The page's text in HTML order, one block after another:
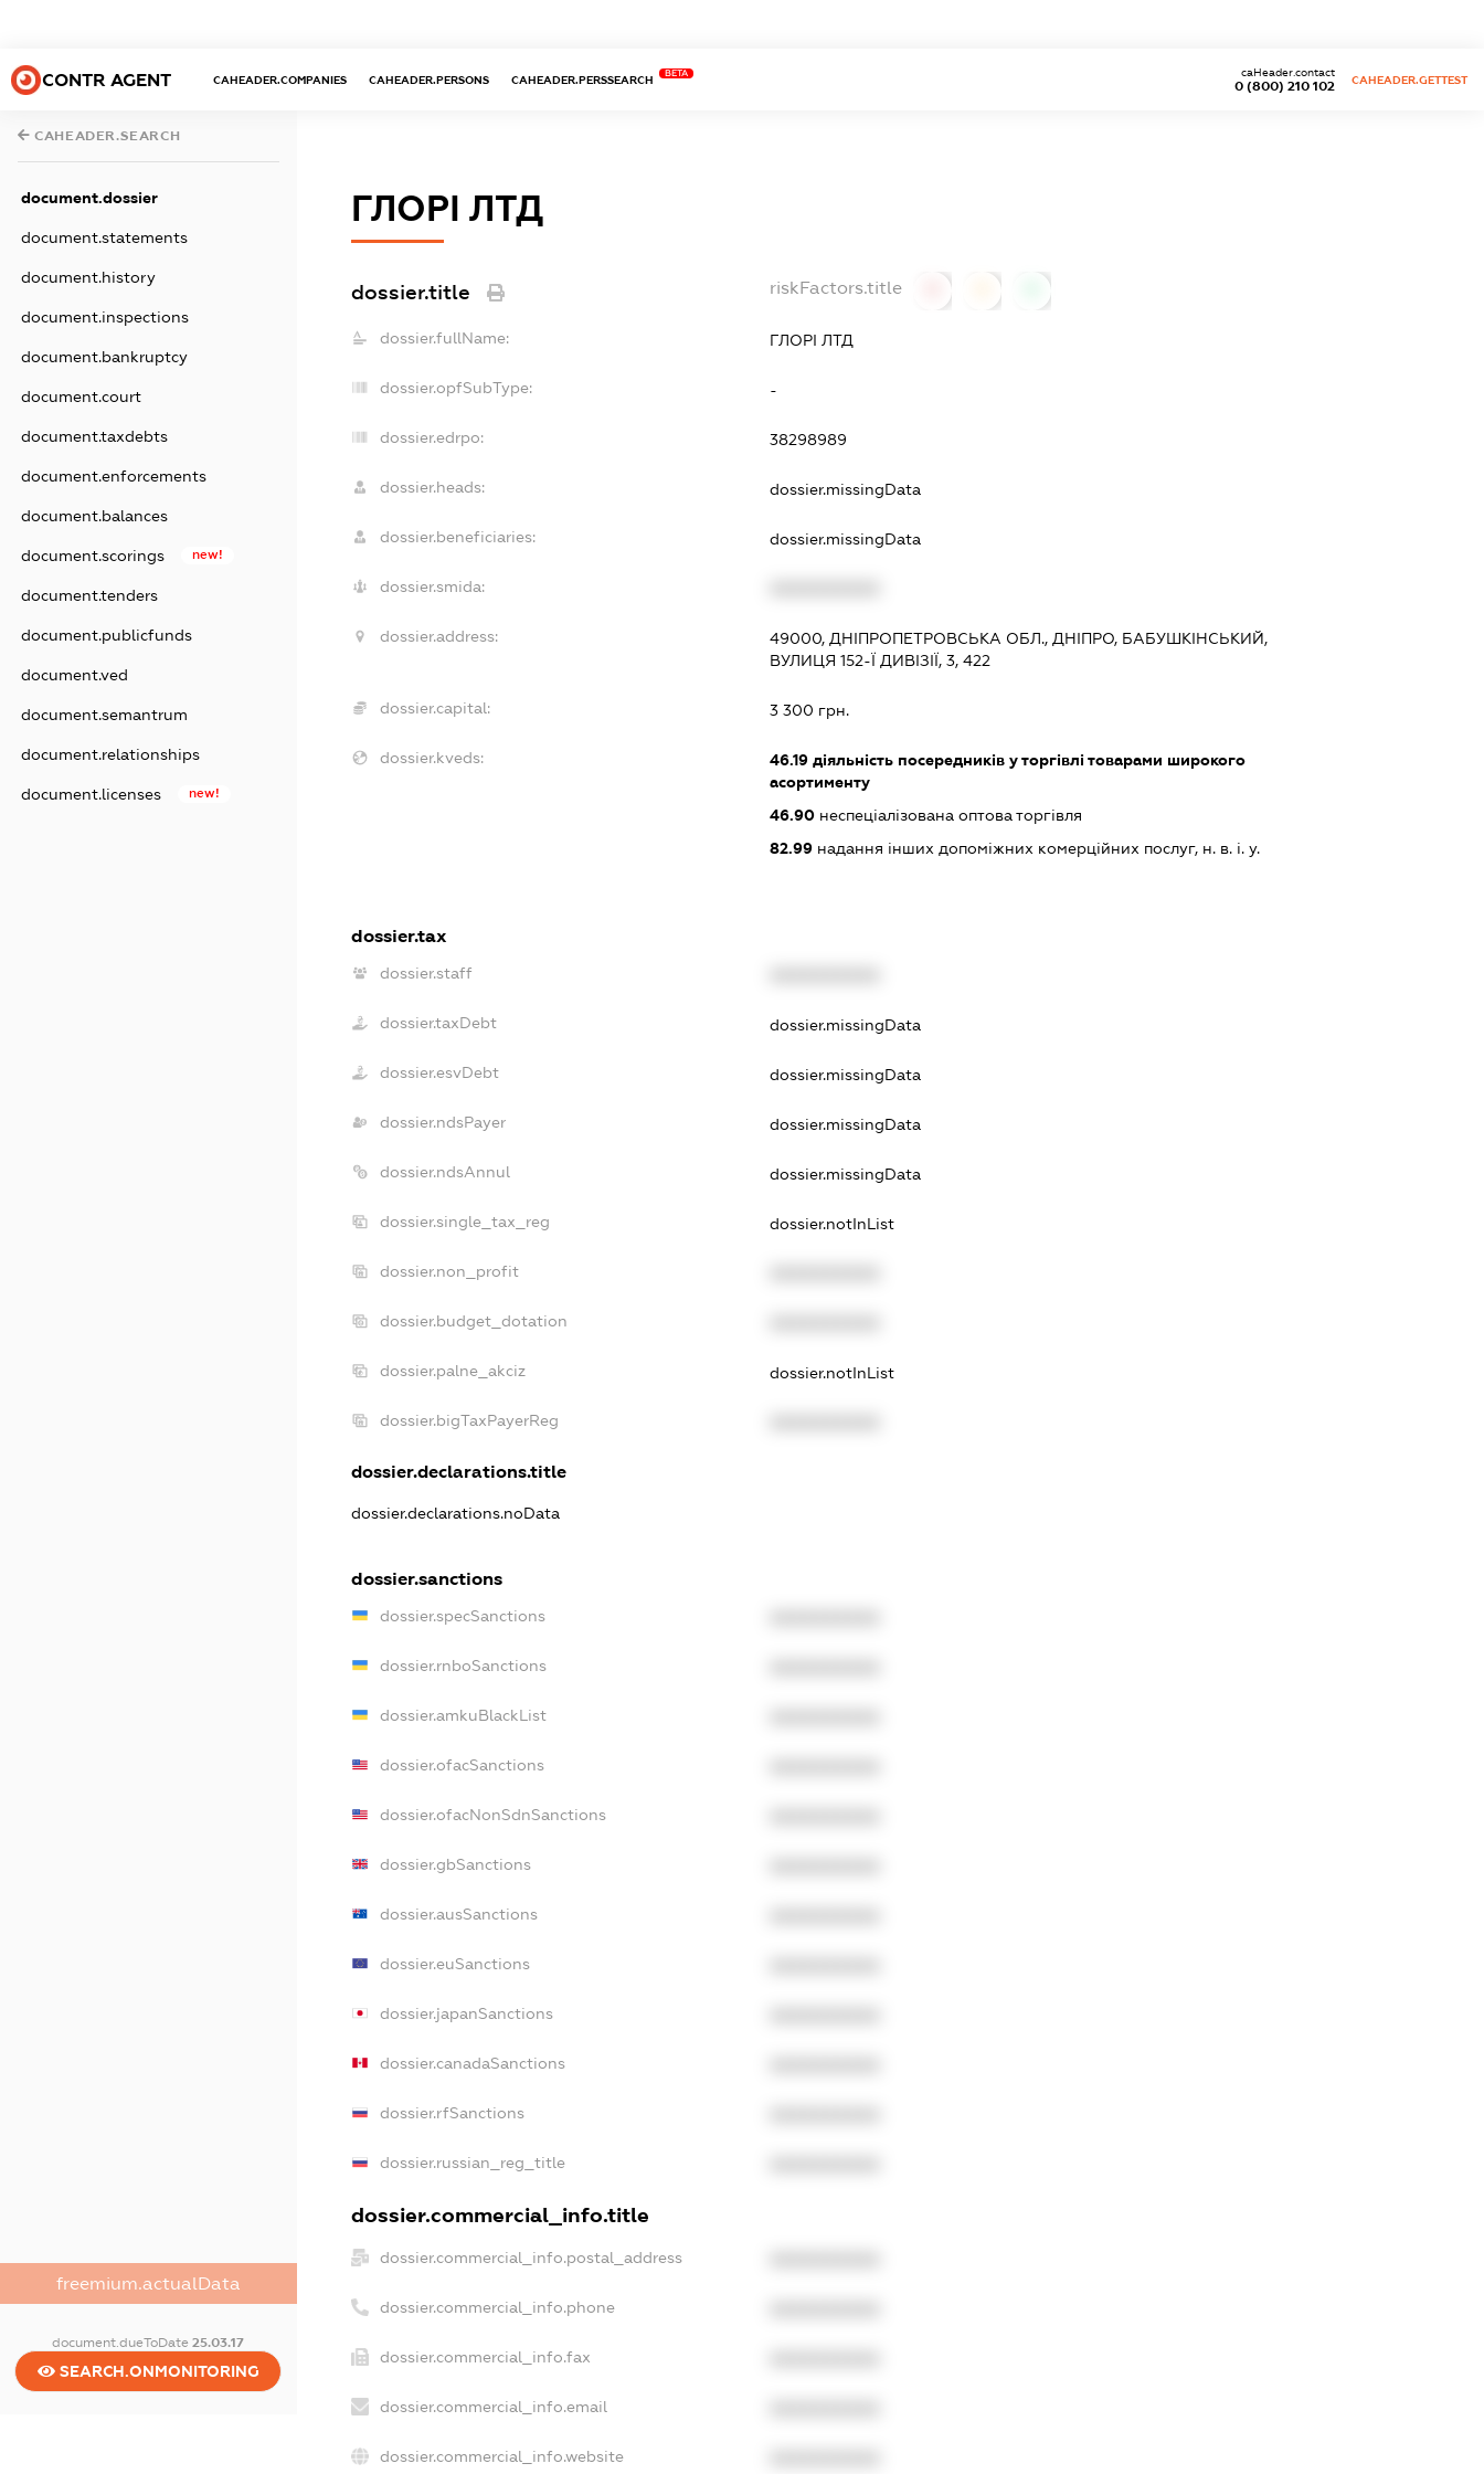
CONTR AGENT CAHEADER.COMPANIES CAHEADER.PERSONS CAHEADER.PERSSEARCH
BETA
0 (800) 210 102
caHeader.contact
CAHEADER.GETTEST
CAHEADER.SEARCH
document.dossier
document.statements
document.history
document.inspections
document.bankruptcy
document.court
document.taxdebts
document.enforcements
document.balances
document.scorings new!
document.tenders
document.publicfunds
document.ved
document.semantrum
document.relationships
document.licenses new!
freemium.actualData
document.dueToDate25.03.17
SEARCH.ONMONITORING
ГЛОРІ ЛТД
dossier.title riskFactors.title
dossier.fullName: ГЛОРІ ЛТД
dossier.opfSubType: -
dossier.edrpo: 38298989
dossier.heads: dossier.missingData
dossier.beneficiaries: dossier.missingData
dossier.smida:
dossier.address:
49000, ДНІПРОПЕТРОВСЬКА ОБЛ., ДНІПРО, БАБУШКІНСЬКИЙ,
ВУЛИЦЯ 152-Ї ДИВІЗІЇ, 3, 422
dossier.capital: 3 300 грн.
dossier.kveds: 46.19 діяльність посередників у торгівлі товарами широкого
асортименту
46.90 неспеціалізована оптова торгівля
82.99 надання інших допоміжних комерційних послуг, н. в. і. у.
dossier.tax
dossier.staff
dossier.taxDebt dossier.missingData
dossier.esvDebt dossier.missingData
dossier.ndsPayer dossier.missingData
dossier.ndsAnnul dossier.missingData
dossier.single_tax_reg dossier.notInList
dossier.non_profit
dossier.budget_dotation
dossier.palne_akciz dossier.notInList
dossier.bigTaxPayerReg
dossier.declarations.title
dossier.declarations.noData
dossier.sanctions
dossier.specSanctions
dossier.rnboSanctions
dossier.amkuBlackList
dossier.ofacSanctions
dossier.ofacNonSdnSanctions
dossier.gbSanctions
dossier.ausSanctions
dossier.euSanctions
dossier.japanSanctions
dossier.canadaSanctions
dossier.rfSanctions
dossier.russian_reg_title
dossier.commercial_info.title
dossier.commercial_info.postal_address
dossier.commercial_info.phone
dossier.commercial_info.fax
dossier.commercial_info.email
dossier.commercial_info.website